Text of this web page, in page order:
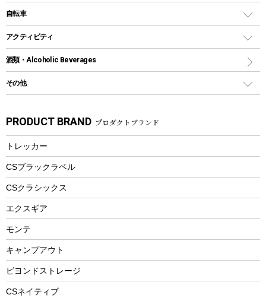
グランドシート
ガイドロープ
ツール
焚き火台&ストーブ
火起こし
バーベキューツール
クッキングツール
ナイフ
カトラリー
マグカップ、カップ
ステンレスボトル
フードボトル
トレー
ランチョンマット
ランチボックス
ディズニーボトル
保冷剤
リュック、バックパック
トートバッグ、サコッシュ
ショッピングキャリー
その他アウトドア雑貨
スプレー関係
ツール、他
インフレータブル
カヤック
パドル
ヘルメット
エアーポンプ
アクセサリー
自転車
折りたたみ自転車
スポーツサイクル
シティサイクル
自転車ウェア
アクティビティ
マリン
ラッシュガード
パラソル
フローティングベスト
ヘルメット
エアーポンプ
ビーチテント
ウィンター
スノーシュー
防寒ウェア
酒類・Alcoholic Beverages
その他
湯たんぽ
防災用品
PRODUCT BRAND プロダクトブランド
トレッカー
CSブラックラベル
CSクラシックス
エクスギア
モンテ
キャンプアウト
ビヨンドストレージ
CSネイティブ